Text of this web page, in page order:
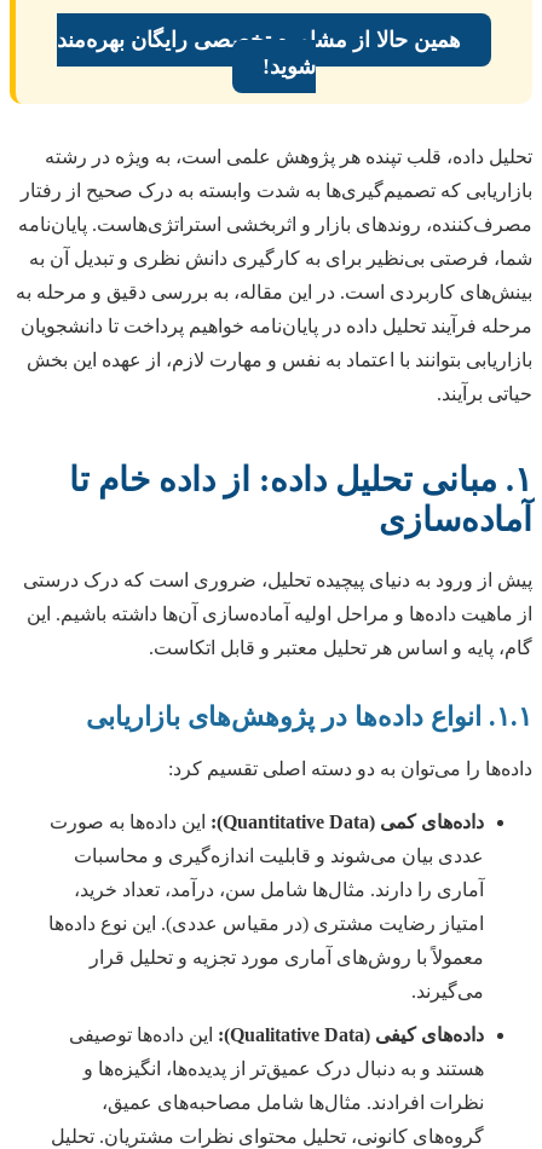
همین حالا از مشاوره تخصصی رایگان بهره‌مند
شوید!
تحلیل داده، قلب تپنده هر پژوهش علمی است، به ویژه در رشته
بازاریابی که تصمیم‌گیری‌ها به شدت وابسته به درک صحیح از رفتار
مصرف‌کننده، روندهای بازار و اثربخشی استراتژی‌هاست. پایان‌نامه
شما، فرصتی بی‌نظیر برای به کارگیری دانش نظری و تبدیل آن به
بینش‌های کاربردی است. در این مقاله، به بررسی دقیق و مرحله به
مرحله فرآیند تحلیل داده در پایان‌نامه خواهیم پرداخت تا دانشجویان
بازاریابی بتوانند با اعتماد به نفس و مهارت لازم، از عهده این بخش
حیاتی برآیند.
۱. مبانی تحلیل داده: از داده خام تا
آماده‌سازی
پیش از ورود به دنیای پیچیده تحلیل، ضروری است که درک درستی
از ماهیت داده‌ها و مراحل اولیه آماده‌سازی آن‌ها داشته باشیم. این
گام، پایه و اساس هر تحلیل معتبر و قابل اتکاست.
۱.۱. انواع داده‌ها در پژوهش‌های بازاریابی
داده‌ها را می‌توان به دو دسته اصلی تقسیم کرد:
داده‌های کمی (Quantitative Data):
این داده‌ها به صورت
عددی بیان می‌شوند و قابلیت اندازه‌گیری و محاسبات
آماری را دارند. مثال‌ها شامل سن، درآمد، تعداد خرید،
امتیاز رضایت مشتری (در مقیاس عددی). این نوع داده‌ها
معمولاً با روش‌های آماری مورد تجزیه و تحلیل قرار
می‌گیرند.
داده‌های کیفی (Qualitative Data):
این داده‌ها توصیفی
هستند و به دنبال درک عمیق‌تر از پدیده‌ها، انگیزه‌ها و
نظرات افرادند. مثال‌ها شامل مصاحبه‌های عمیق،
گروه‌های کانونی، تحلیل محتوای نظرات مشتریان. تحلیل